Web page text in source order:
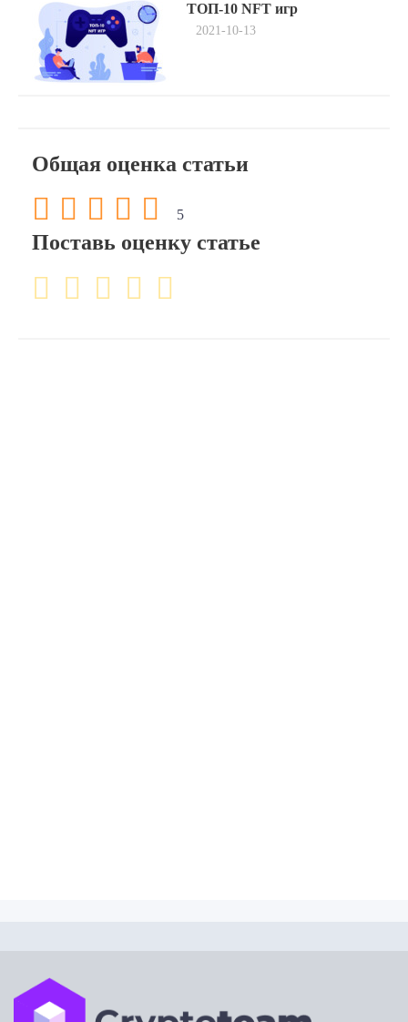
ТОП-10 NFT игр
2021-10-13
Общая оценка статьи
5
Поставь оценку статье